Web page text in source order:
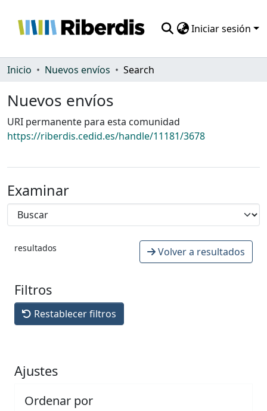
Iniciar sesión
Comunidades
Todo DSpace
Estadísticas
Inicio Nuevos envíos Search
Nuevos envíos
URI permanente para esta comunidad
https://riberdis.cedid.es/handle/11181/3678
Examinar
resultados Volver a resultados
Filtros
Restablecer filtros
Ajustes
Ordenar por